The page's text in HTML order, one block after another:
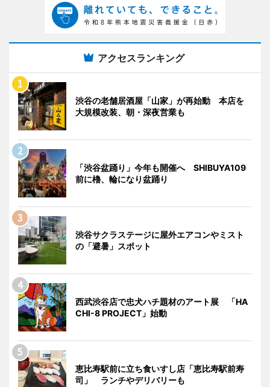
アクセスランキング
渋谷の老舗居酒屋「山家」が再始動 本店を
大規模改装、朝・深夜営業も
「渋谷盆踊り」今年も開催へ SHIBUYA109
前に櫓、輪になり盆踊り
渋谷サクラステージに屋外エアコンやミスト
の「避暑」スポット
西武渋谷店で忠犬ハチ題材のアート展 「HA
CHI-8 PROJECT」始動
恵比寿駅前に立ち食いすし店「恵比寿駅前寿
司」 ランチやデリバリーも